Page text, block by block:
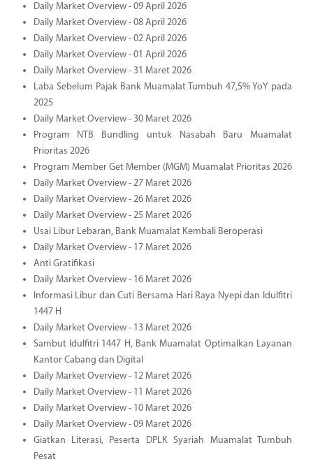
Daily Market Overview - 09 April 2026
Daily Market Overview - 08 April 2026
Daily Market Overview - 02 April 2026
Daily Market Overview - 01 April 2026
Daily Market Overview - 31 Maret 2026
Laba Sebelum Pajak Bank Muamalat Tumbuh 47,5% YoY pada
2025
Daily Market Overview - 30 Maret 2026
Program NTB Bundling untuk Nasabah Baru Muamalat
Prioritas 2026
Program Member Get Member (MGM) Muamalat Prioritas 2026
Daily Market Overview - 27 Maret 2026
Daily Market Overview - 26 Maret 2026
Daily Market Overview - 25 Maret 2026
Usai Libur Lebaran, Bank Muamalat Kembali Beroperasi
Daily Market Overview - 17 Maret 2026
Anti Gratifikasi
Daily Market Overview - 16 Maret 2026
Informasi Libur dan Cuti Bersama Hari Raya Nyepi dan Idulfitri
1447 H
Daily Market Overview - 13 Maret 2026
Sambut Idulfitri 1447 H, Bank Muamalat Optimalkan Layanan
Kantor Cabang dan Digital
Daily Market Overview - 12 Maret 2026
Daily Market Overview - 11 Maret 2026
Daily Market Overview - 10 Maret 2026
Daily Market Overview - 09 Maret 2026
Giatkan Literasi, Peserta DPLK Syariah Muamalat Tumbuh
Pesat